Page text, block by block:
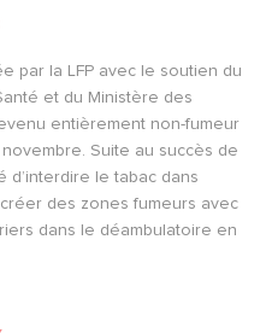
par la LFP avec le soutien du
et du Ministère des
entièrement non-fumeur
Suite au succès de
d’interdire le tabac dans
des zones fumeurs avec
dans le déambulatoire en